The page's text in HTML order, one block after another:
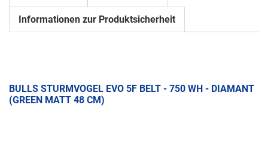
Informationen zur Produktsicherheit
BULLS STURMVOGEL EVO 5F BELT - 750 WH - DIAMANT
(GREEN MATT 48 CM)